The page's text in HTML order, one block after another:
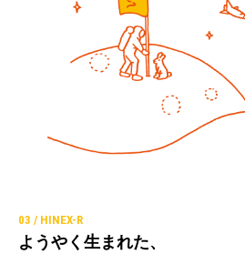
ようやく生まれた、